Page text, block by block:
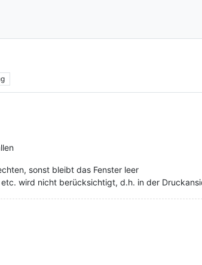
sonst bleibt das Fenster leer
wird nicht berücksichtigt, d.h. in der